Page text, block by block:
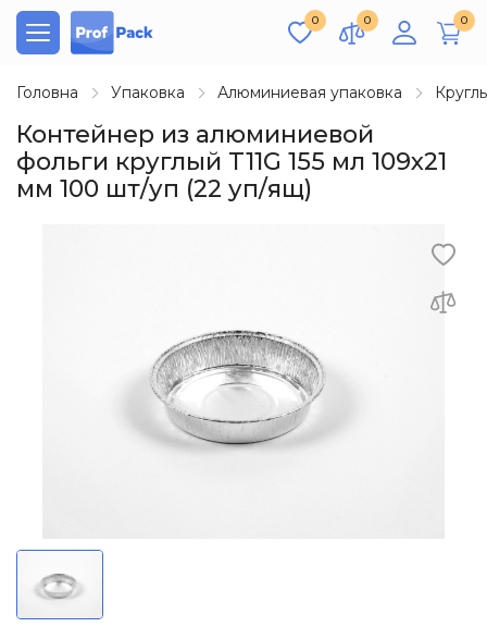
0 0 0
Головна Упаковка Алюминиевая упаковка
Контейнер из алюминиевой
фольги круглый T11G 155 мл 109х21
мм 100 шт/уп (22 уп/ящ)